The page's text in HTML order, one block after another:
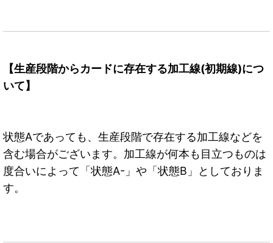
【生産段階からカードに存在する加工線(初期線)につ
いて】
状態Aであっても、生産段階で存在する加工線などを
含む場合がございます。加工線が何本も目立つものは
度合いによって「状態A-」や「状態B」としておりま
す。